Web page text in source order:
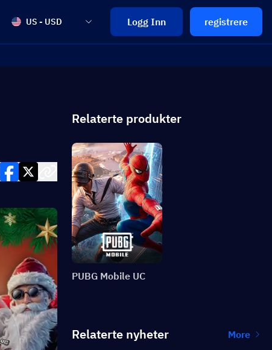
US - USD Logg Inn registrere
Relaterte produkter
PUBG Mobile UC
Relaterte nyheter More